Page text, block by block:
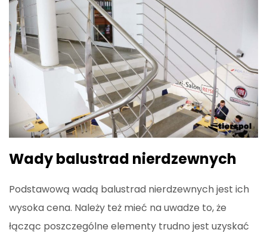
Wady balustrad nierdzewnych
Podstawową wadą balustrad nierdzewnych jest ich
wysoka cena. Należy też mieć na uwadze to, że
łącząc poszczególne elementy trudno jest uzyskać